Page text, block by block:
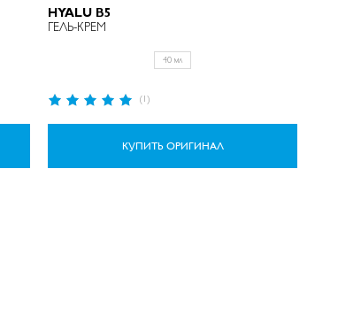
HYALU B5
ГЕЛЬ-КРЕМ
40 мл
Рейтинг:
(1)
КУПИТЬ ОРИГИНАЛ